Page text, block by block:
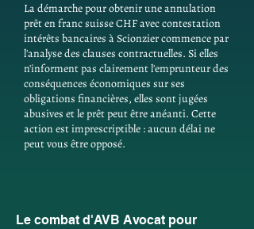
La démarche pour obtenir une annulation
prêt en franc suisse CHF avec contestation
intérêts bancaires à Scionzier commence par
l'analyse des clauses contractuelles. Si elles
n'informent pas clairement l'emprunteur des
conséquences économiques sur ses
obligations financières, elles sont jugées
abusives et le prêt peut être anéanti. Cette
action est imprescriptible : aucun délai ne
peut vous être opposé.
Le combat d'AVB Avocat pour